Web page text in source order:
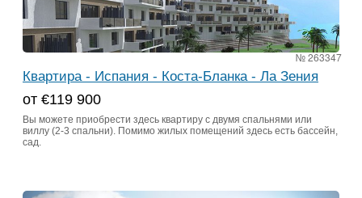
№ 263347
Квартира - Испания - Коста-Бланка - Ла Зения
от €119 900
Вы можете приобрести здесь квартиру с двумя спальнями или
виллу (2-3 спальни). Помимо жилых помещений здесь есть бассейн,
сад.